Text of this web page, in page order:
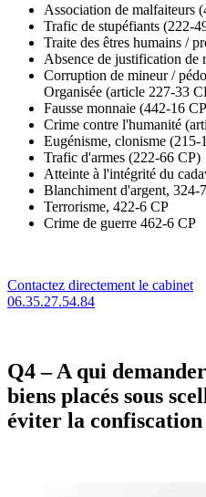
Association de malfaiteurs
Trafic de stupéfiants (222-
Traite des êtres humains /
Absence de justification de
Corruption de mineur /
Organisée (article 227-33
Fausse monnaie (442-16
Crime contre l'humanité
Eugénisme, clonisme (215-
Trafic d'armes (222-66 CP)
Atteinte à l'intégrité du
Blanchiment d'argent, 324-
Terrorisme, 422-6 CP
Crime de guerre 462-6 CP
Contactez directement le cabinet
06.35.27.54.84
Q4 – A qui
biens placés sous
éviter la confiscation